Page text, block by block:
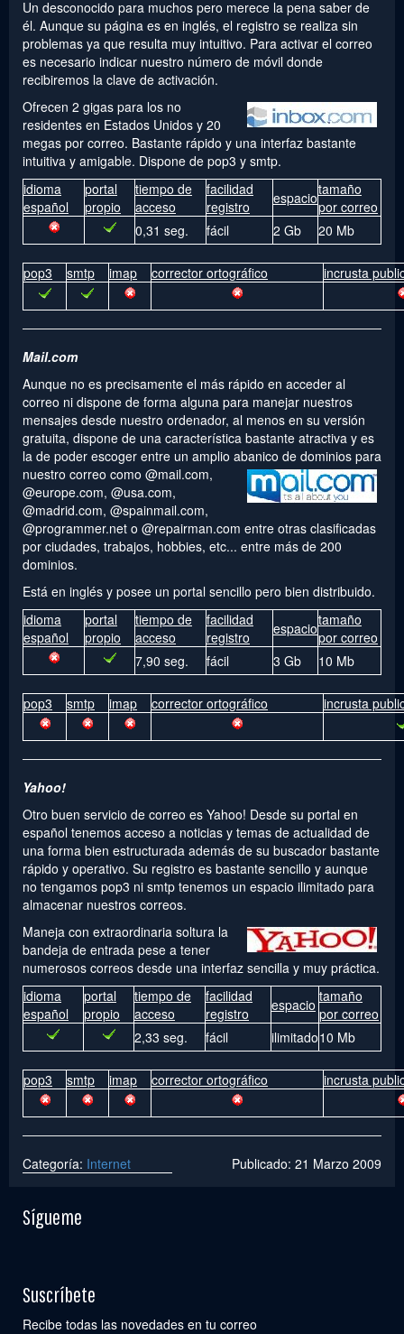
Un desconocido para muchos pero merece la pena saber de
él. Aunque su página es en inglés, el registro se realiza sin
problemas ya que resulta muy intuitivo. Para activar el correo
es necesario indicar nuestro número de móvil donde
recibiremos la clave de activación.
Ofrecen 2 gigas para los no
residentes en Estados Unidos y 20
megas por correo. Bastante rápido y una interfaz bastante
intuitiva y amigable. Dispone de pop3 y smtp.
idioma
español
portal
propio
tiempo de
acceso
facilidad
registro
espaciotamaño
por correo
0,31 seg.
fácil 2 Gb 20 Mb
pop3 smtp imap corrector ortográfico incrusta
Mail.com
Aunque no es precisamente el más rápido en acceder al
correo ni dispone de forma alguna para manejar nuestros
mensajes desde nuestro ordenador, al menos en su versión
gratuita, dispone de una característica bastante atractiva y es
la de poder escoger entre un amplio abanico de dominios para
nuestro correo como @mail.com,
@europe.com, @usa.com,
@madrid.com, @spainmail.com,
@programmer.net o @repairman.com entre otras clasificadas
por ciudades, trabajos, hobbies, etc... entre más de 200
dominios.
Está en inglés y posee un portal sencillo pero bien distribuido.
idioma
español
portal
propio
tiempo de
acceso
facilidad
registro
espaciotamaño
por correo
7,90 seg.
fácil 3 Gb 10 Mb
pop3 smtp imap corrector ortográfico incrusta
Yahoo!
Otro buen servicio de correo es Yahoo! Desde su portal en
español tenemos acceso a noticias y temas de actualidad de
una forma bien estructurada además de su buscador bastante
rápido y operativo. Su registro es bastante sencillo y aunque
no tengamos pop3 ni smtp tenemos un espacio ilimitado para
almacenar nuestros correos.
Maneja con extraordinaria soltura la
bandeja de entrada pese a tener
numerosos correos desde una interfaz sencilla y muy práctica.
idioma
español
portal
propio
tiempo de
acceso
facilidad
registro
espacio tamaño
por correo
2,33 seg.
fácil ilimitado10 Mb
pop3 smtp imap corrector ortográfico incrusta
Categoría: Internet Publicado: 21 Marzo 2009
Sígueme
Suscríbete
Recibe todas las novedades en tu correo